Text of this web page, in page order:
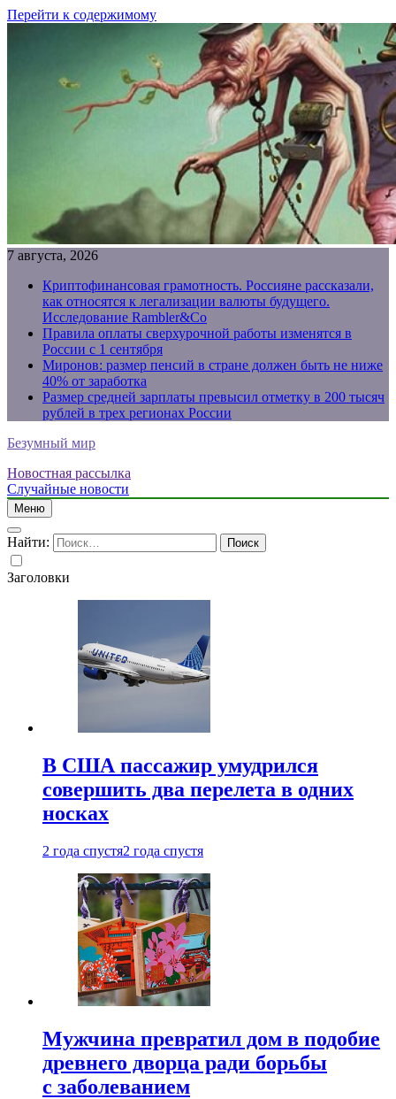
Перейти к содержимому
7 августа, 2026
Криптофинансовая грамотность. Россияне рассказали,
как относятся к легализации валюты будущего.
Исследование Rambler&Co
Правила оплаты сверхурочной работы изменятся в
России с 1 сентября
Миронов: размер пенсий в стране должен быть не ниже
40% от заработка
Размер средней зарплаты превысил отметку в 200 тысяч
рублей в трех регионах России
Безумный мир
Новостная рассылка
Случайные новости
Меню
Найти:
Заголовки
В США пассажир умудрился
совершить два перелета в одних
носках
2 года спустя2 года спустя
Мужчина превратил дом в подобие
древнего дворца ради борьбы
с заболеванием